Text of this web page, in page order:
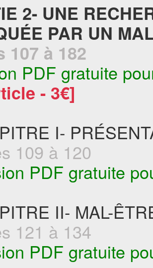
2- UNE
PAR UN
107 à 182
PDF gratuite
- 3€]
I-
109 à 120
PDF gratuite
II- MAL-
121 à 134
PDF gratuite